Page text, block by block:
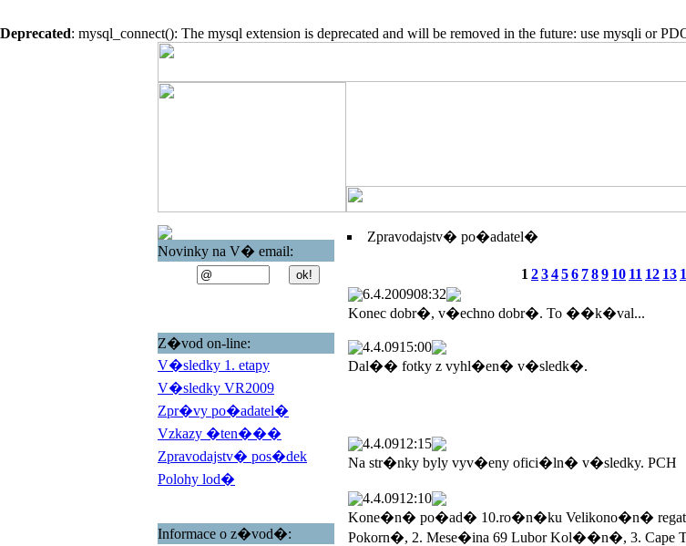
Deprecated: mysql_connect(): The mysql extension is deprecated and will be removed in the future: use mysqli or
Novinky na V� email:
Z�vod on-line:
V�sledky 1. etapy
V�sledky VR2009
Zpr�vy po�adatel�
Vzkazy �ten���
Zpravodajstv� pos�dek
Polohy lod�
Informace o z�vod�:
Zpravodajstv� po�adatel�
1 23456 789 10 11 12 13
6.4.200908:32
Konec dobr�, v�echno dobr�. To ��k�val...
4.4.0915:00
Dal�� fotky z vyhl�en� v�sledk�.
4.4.0912:15
Na str�nky byly vyv�eny ofici�ln� v�sledky. PCH
4.4.0912:10
Kone�n� po�ad� 10.ro�n�ku Velikono�n� regaty :
Pokorn�, 2. Mese�ina 69 Lubor Kol��n�, 3. Cape